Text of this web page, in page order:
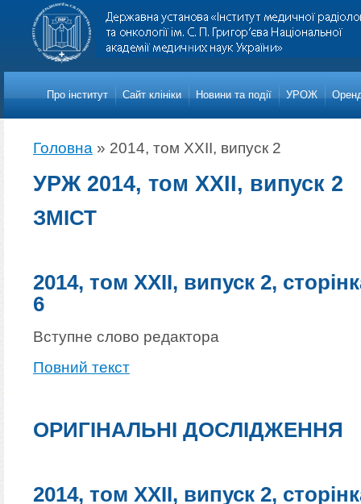
Про iнститут Сайт клініки Новини та події УРОЖ
Головна » 2014, том XXII, випуск 2
УРЖ 2014, том XXII, випуск 2
ЗМІСТ
2014, том XXII, випуск 2,
6
Вступне слово редактора
Повний текст
ОРИГІНАЛЬНІ ДОСЛІДЖЕННЯ
2014, том XXII, випуск 2,